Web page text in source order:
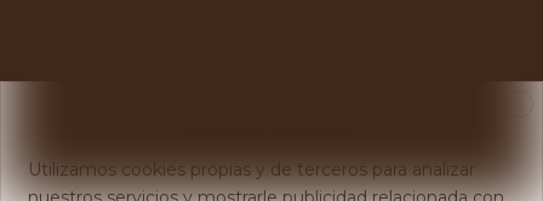
Utilizamos cookies propias y de terceros para analizar